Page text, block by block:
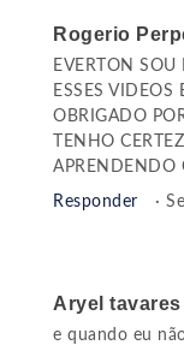
Rogerio
EVERTON SOU
ESSES
OBRIGADO
TENHO
APRENDENDO
Responder ·
Aryel tavares
e quando eu